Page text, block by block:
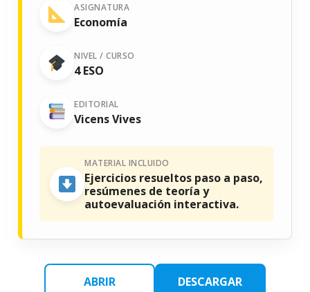
ASIGNATURA
Economía
NIVEL / CURSO
4 ESO
EDITORIAL
Vicens Vives
MATERIAL INCLUIDO
Ejercicios resueltos paso a paso,
resúmenes de teoría y
autoevaluación interactiva.
ABRIR DESCARGAR